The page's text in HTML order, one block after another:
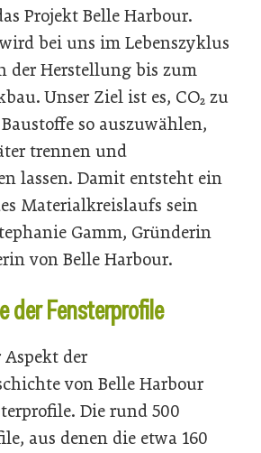
Projekt Belle Harbour.
bei uns im Lebenszyklus
der Herstellung bis zum
Unser Ziel ist es, CO₂ zu
so auszuwählen,
trennen und
lassen. Damit entsteht ein
Materialkreislaufs sein
Gamm, Gründerin
von Belle Harbour.
der Fensterprofile
der
von Belle Harbour
Die rund 500
aus denen die etwa 160